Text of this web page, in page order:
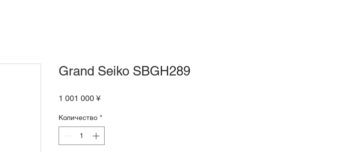
Grand Seiko SBGH289
1 001 000 ¥Цена
Количество *